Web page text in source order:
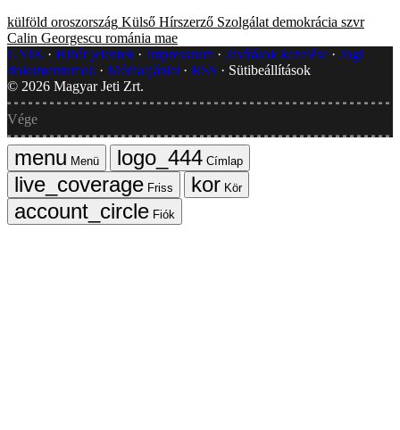
külföld oroszország Külső Hírszerző Szolgálat demokrácia szvr
Calin Georgescu románia mae
GYIK
Hibát jelentek Impresszum Javítások kezelése
Jogi
dokumentumok
Médiaajánlat RSS
Sütibeállítások
© 2026 Magyar Jeti Zrt.
Vége
Menü
Címlap
Friss
Kör
Fiók